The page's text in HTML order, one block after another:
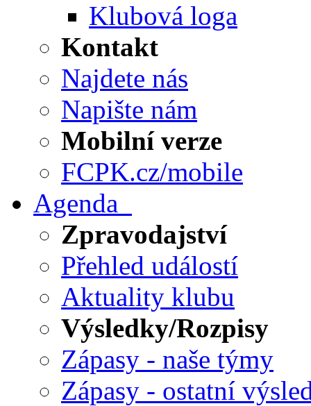
Klubová loga
Kontakt
Najdete nás
Napište nám
Mobilní verze
FCPK.cz/mobile
Agenda
Zpravodajství
Přehled událostí
Aktuality klubu
Výsledky/Rozpisy
Zápasy - naše týmy
Zápasy - ostatní